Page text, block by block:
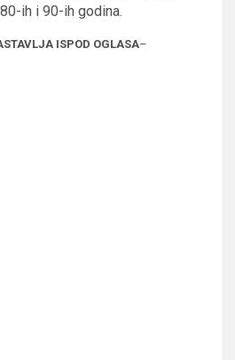
ih i 90-ih godina.
ISPOD OGLASA–